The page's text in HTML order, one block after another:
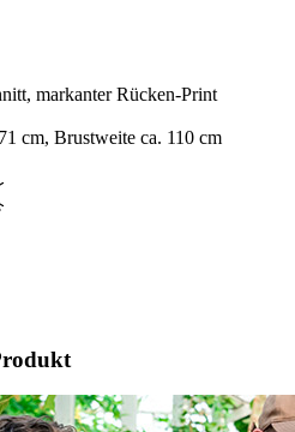
markanter Rücken-Print
cm, Brustweite ca. 110 cm